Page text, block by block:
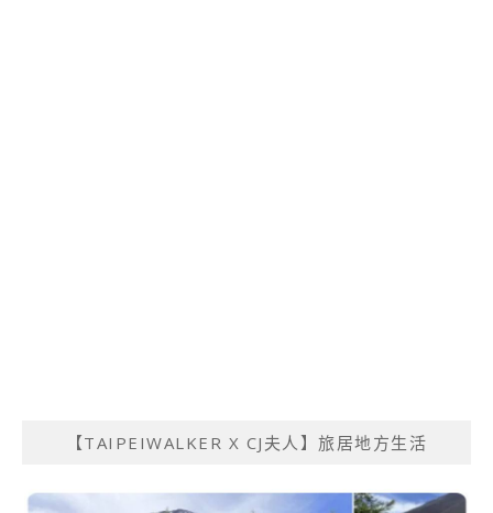
【TAIPEIWALKER X CJ夫人】旅居地方生活